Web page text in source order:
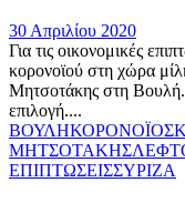
30 Απριλίου 2020
Για τις οικονομικές
κορονοϊού στη χώρα
Μητσοτάκης στη
επιλογή....
ΒΟΥΛΗΚΟΡΟΝΟΪΟΣ
ΜΗΤΣΟΤΑΚΗΣ
ΕΠΙΠΤΩΣΕΙΣΣΥΡΙΖΑ